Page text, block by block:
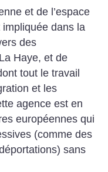
et de l’espace
dans la
des
Haye, et de
tout le travail
et les
agence est en
européennes qui
(comme des
sans